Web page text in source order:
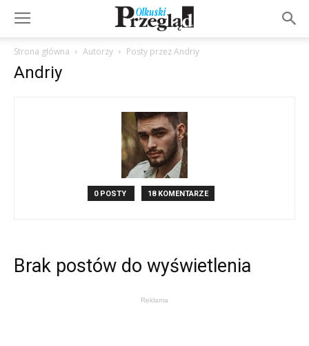
Strona główna Autorzy Posty przez Andriy
Andriy
0 POSTY 18 KOMENTARZE
Brak postów do wyświetlenia
Reklama